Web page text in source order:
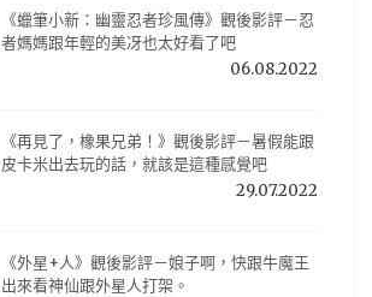
《蠟筆小新：幽靈忍者珍風傳》觀後影評－忍
者媽媽跟年輕的美冴也太好看了吧
06.08.2022
《再見了，橡果兄弟！》觀後影評－暑假能跟
皮卡米出去玩的話，就該是這種感覺吧
29.07.2022
《外星+人》觀後影評－娘子啊，快跟牛魔王
出來看神仙跟外星人打架。